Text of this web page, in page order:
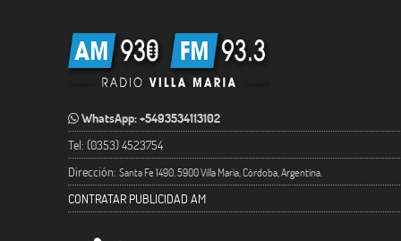
WhatsApp: +5493534113102
Tel: (0353) 4523754
Dirección: Santa Fe 1490. 5900 Villa María, Córdoba, Argentina.
CONTRATAR PUBLICIDAD AM